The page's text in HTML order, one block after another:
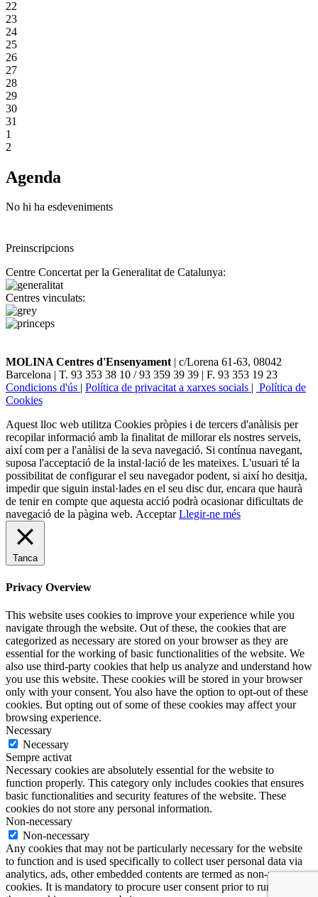
22
23
24
25
26
27
28
29
30
31
1
2
Agenda
No hi ha esdeveniments
Preinscripcions
Centre Concertat per la Generalitat de Catalunya:
Centres vinculats:
MOLINA Centres d'Ensenyament| c/Lorena 61-63, 08042
Barcelona | T. 93 353 38 10 / 93 359 39 39 | F. 93 353 19 23
Condicions d'ús | Política de privacitat a xarxes socials | Política de
Cookies
Aquest lloc web utilitza Cookies pròpies i de tercers d'anàlisis per
recopilar informació amb la finalitat de millorar els nostres serveis,
així com per a l'anàlisi de la seva navegació. Si contínua navegant,
suposa l'acceptació de la instal·lació de les mateixes. L'usuari té la
possibilitat de configurar el seu navegador podent, si així ho desitja,
impedir que siguin instal·lades en el seu disc dur, encara que haurà
de tenir en compte que aquesta acció podrà ocasionar dificultats de
navegació de la pàgina web. Acceptar Llegir-ne més
Tanca
Privacy Overview
This website uses cookies to improve your experience while you
navigate through the website. Out of these, the cookies that are
categorized as necessary are stored on your browser as they are
essential for the working of basic functionalities of the website. We
also use third-party cookies that help us analyze and understand how
you use this website. These cookies will be stored in your browser
only with your consent. You also have the option to opt-out of these
cookies. But opting out of some of these cookies may affect your
browsing experience.
Necessary
Necessary
Sempre activat
Necessary cookies are absolutely essential for the website to
function properly. This category only includes cookies that ensures
basic functionalities and security features of the website. These
cookies do not store any personal information.
Non-necessary
Non-necessary
Any cookies that may not be particularly necessary for the website
to function and is used specifically to collect user personal data via
analytics, ads, other embedded contents are termed as non-necessary
cookies. It is mandatory to procure user consent prior to running